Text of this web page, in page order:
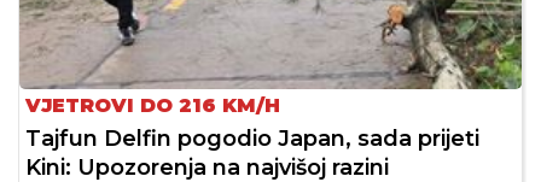
VJETROVI DO 216 KM/H
Tajfun Delfin pogodio Japan, sada prijeti
Kini: Upozorenja na najvišoj razini